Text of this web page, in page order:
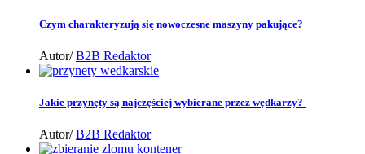
Czym charakteryzują się nowoczesne maszyny pakujące?
Autor/B2B Redaktor
Jakie przynęty są najczęściej wybierane przez wędkarzy?
Autor/B2B Redaktor